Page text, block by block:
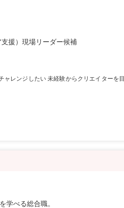
援）現場リーダー候補
ャレンジしたい 未経験からクリエイターを目
学べる総合職。